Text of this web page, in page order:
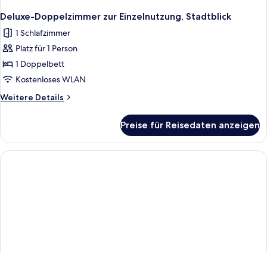
Deluxe-Doppelzimmer zur Einzelnutzung, Stadtblick
1 Schlafzimmer
Platz für 1 Person
1 Doppelbett
Kostenloses WLAN
Weitere Details
Weitere
Doppelzimmer
zur
Einzelnutzung,
Preise für Reisedaten anzeigen